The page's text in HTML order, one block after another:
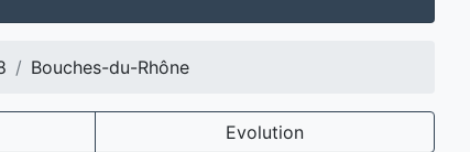
Bouches-du-Rhône
Evolution